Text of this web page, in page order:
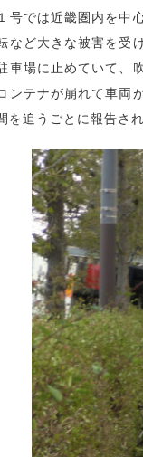
号では近畿圏内を中
など大きな被害を受
車場に止めていて、
ンテナが崩れて車両
を追うごとに報告さ